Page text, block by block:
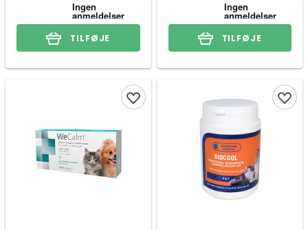
TILFØJE TILFØJE